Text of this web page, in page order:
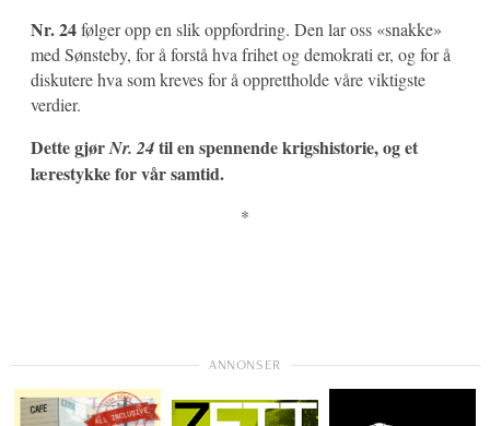
Nr. 24følger opp en slik oppfordring. Den lar oss «snakke»
med Sønsteby, for å forstå hva frihet og demokrati er, og for å
diskutere hva som kreves for å opprettholde våre viktigste
verdier.
Dette gjørNr. 24til en spennende krigshistorie, og et
lærestykke forvår samtid.
*